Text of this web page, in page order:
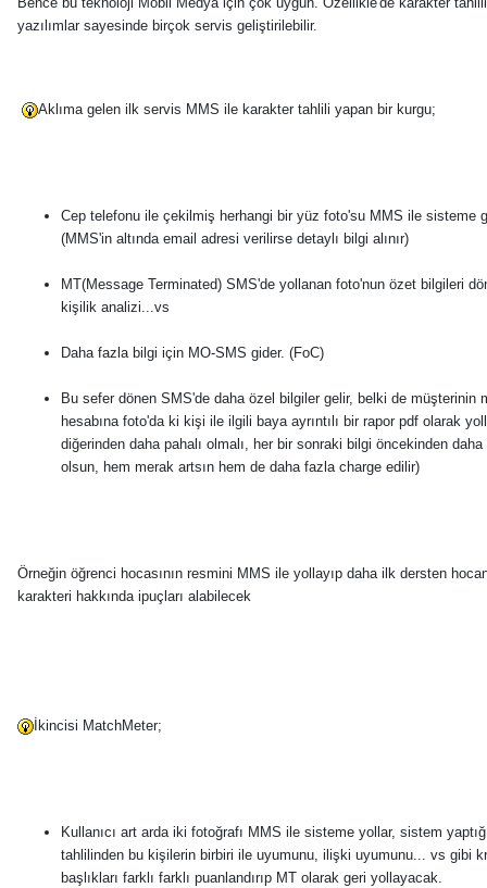
yazılımlar sayesinde birçok servis geliştirilebilir.
Aklıma gelen ilk servis MMS ile karakter tahlili yapan bir kurgu;
Cep telefonu ile çekilmiş herhangi bir yüz foto'su MMS ile sisteme
(MMS'in altında email adresi verilirse detaylı bilgi alınır)
MT(Message Terminated) SMS'de yollanan foto'nun özet bilgileri
kişilik analizi...vs
Daha fazla bilgi için MO-SMS gider. (FoC)
Bu sefer dönen SMS'de daha özel bilgiler gelir, belki de müşterinin
hesabına foto'da ki kişi ile ilgili baya ayrıntılı bir rapor pdf olarak
diğerinden daha pahalı olmalı, her bir sonraki bilgi öncekinden daha
olsun, hem merak artsın hem de daha fazla charge edilir)
Örneğin öğrenci hocasının resmini MMS ile yollayıp daha ilk dersten
karakteri hakkında ipuçları alabilecek
İkincisi MatchMeter;
Kullanıcı art arda iki fotoğrafı MMS ile sisteme yollar, sistem
tahlilinden bu kişilerin birbiri ile uyumunu, ilişki uyumunu... vs gibi
başlıkları farklı farklı puanlandırıp MT olarak geri yollayacak.